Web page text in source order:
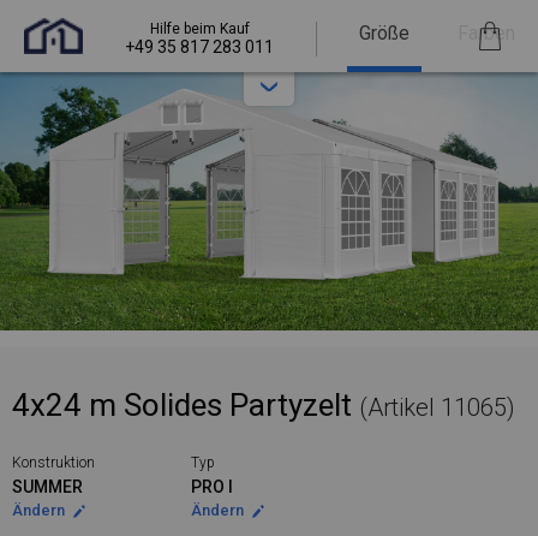
Hilfe beim Kauf
+49 35 817 283 011
Größe Farben
4x24 m Solides Partyzelt (Artikel 11065)
Konstruktion
SUMMER
Ändern
Typ
PRO I
Ändern